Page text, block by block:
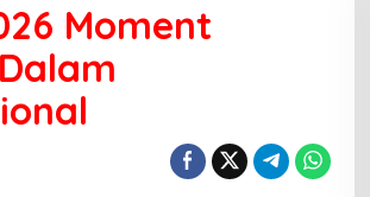
Moment